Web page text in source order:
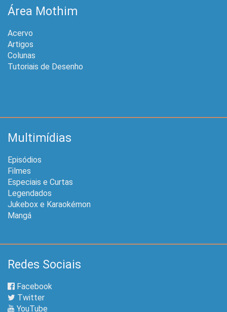
Área Mothim
Acervo
Artigos
Colunas
Tutoriais de Desenho
Multimídias
Episódios
Filmes
Especiais e Curtas
Legendados
Jukebox e Karaokémon
Mangá
Redes Sociais
Facebook
Twitter
YouTube